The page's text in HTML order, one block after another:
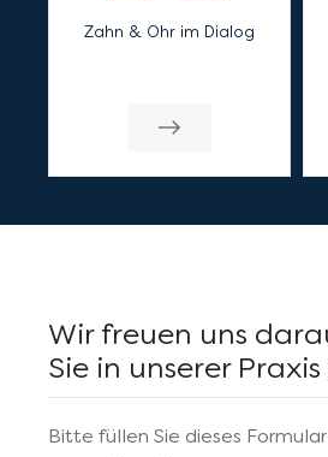
Zahn & Ohr im Dialog
Wir freuen uns
Sie in unserer
Bitte füllen Sie dieses